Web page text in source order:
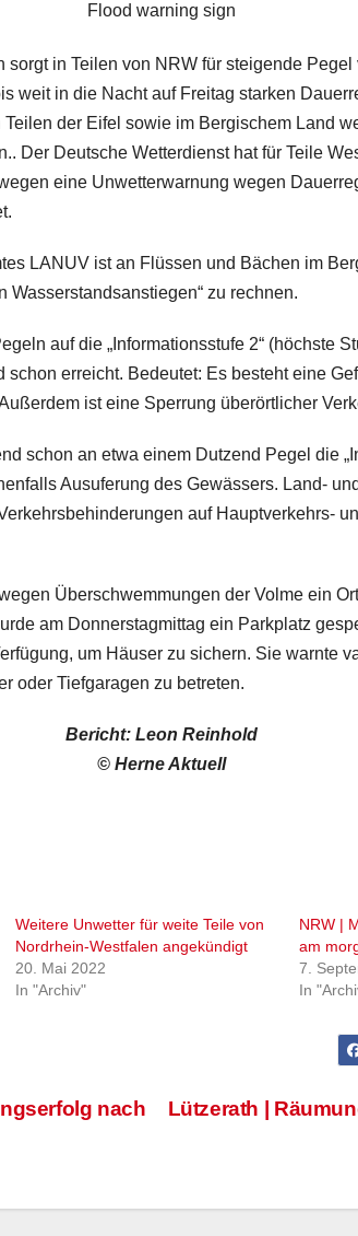
Flood warning sign
sorgt in Teilen von NRW für steigende
weit in die Nacht auf Freitag starken
der Eifel sowie im Bergischem Land
Der Deutsche Wetterdienst hat für Teile
eine Unwetterwarnung wegen
LANUV ist an Flüssen und Bächen im
Wasserstandsanstiegen“ zu rechnen.
auf die „Informationsstufe 2“ (höchste
schon erreicht. Bedeutet: Es besteht eine
ist eine Sperrung überörtlicher
schon an etwa einem Dutzend Pegel die
Ausuferung des Gewässers. Land-
auf Hauptverkehrs-
Überschwemmungen der Volme ein
am Donnerstagmittag ein Parkplatz
um Häuser zu sichern. Sie warnte
oder Tiefgaragen zu betreten.
Bericht: Leon Reinhold
© Herne Aktuell
Weitere Unwetter für weite Teile von
Nordrhein-Westfalen angekündigt
20. Mai 2022
In "Archiv"
NRW |
am
7.
In
Lützerath |
nach